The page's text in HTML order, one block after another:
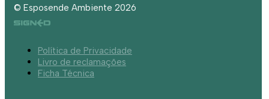
© Esposende Ambiente 2026
Política de Privacidade
Livro de reclamações
Ficha Técnica